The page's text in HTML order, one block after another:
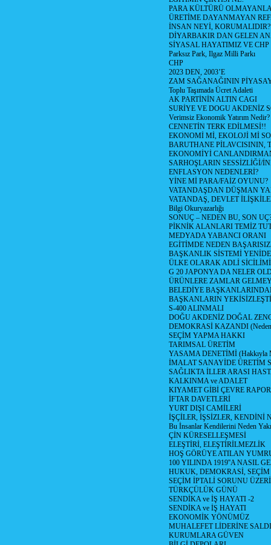
PARA KÜLTÜRÜ
ÜRETİME DAYANMAYAN
İNSAN NEYİ, KORUMALIDIR?
DİYARBAKIR DAN GELEN
SİYASAL HAYATIMIZ VE CHP
Parksız Park, Ilgaz Milli Parkı
CHP
2023 DEN, 2003’E
ZAM SAĞANAĞININ
Toplu Taşımada Ücret Adaleti
AK PARTİNİN ALTIN CAGI
SURİYE VE DOGU AKDENİZ
Verimsiz Ekonomik Yatırım Nedir?
CENNETİN TERK EDİLMESİ!!
EKONOMİ Mİ, EKOLOJİ Mİ
BARUTHANE PİLAVCISININ,
EKONOMİYİ
SARHOŞLARIN SESSİZLİĞİ/
ENFLASYON NEDENLERİ?
YİNE Mİ PARA/FAİZ OYUNU?
VATANDAŞDAN DÜŞMAN
VATANDAŞ, DEVLET
Bilgi Okuryazarlığı
SONUÇ – NEDEN BU, SON
PİKNİK ALANLARI TEMİZ
MEDYADA YABANCI ORANI
EGİTİMDE NEDEN
BAŞKANLIK SİSTEMİ
ÜLKE OLARAK ADLİ
G 20 JAPONYA DA NELER
ÜRÜNLERE ZAMLAR
BELEDİYE
BAŞKANLARIN
S-400 ALINMALI
DOĞU AKDENİZ DOĞAL
DEMOKRASİ KAZANDI (Neden
SEÇİM YAPMA HAKKI
TARIMSAL ÜRETİM
YASAMA DENETİMİ (Hakkıyla
İMALAT SANAYİDE ÜRETİM
SAĞLIKTA İLLER ARASI
KALKINMA ve ADALET
KIYAMET GİBİ ÇEVRE
İFTAR DAVETLERİ
YURT DIŞI CAMİLERİ
İŞÇİLER, İŞSİZLER, KENDİNİ
Bu İnsanlar Kendilerini Neden
ÇİN KÜRESELLEŞMESİ
ELEŞTİRİ, ELEŞTİRİLMEZLİK
HOŞ GÖRÜYE ATILAN
100 YILINDA 1919''A NASIL
HUKUK, DEMOKRASİ, SEÇİM
SEÇİM İPTALİ SORUNU
TÜRKÇÜLÜK GÜNÜ
SENDİKA ve İŞ HAYATI -2
SENDİKA ve İŞ HAYATI
EKONOMİK YÖNÜMÜZ
MUHALEFET LİDERİNE
KURUMLARA GÜVEN